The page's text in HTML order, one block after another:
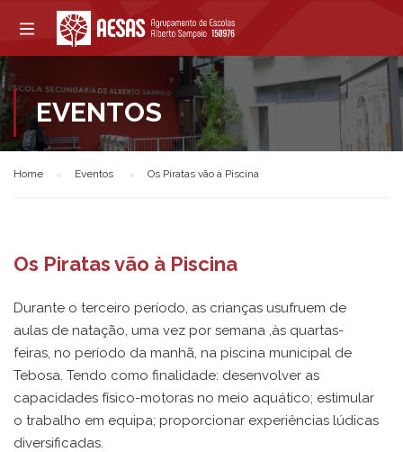
EVENTOS
Home Eventos Os Piratas vão à Piscina
Os Piratas vão à Piscina
Durante o terceiro período, as crianças usufruem de
aulas de natação, uma vez por semana ,às quartas-
feiras, no período da manhã, na piscina municipal de
Tebosa. Tendo como finalidade: desenvolver as
capacidades físico-motoras no meio aquático; estimular
o trabalho em equipa; proporcionar experiências lúdicas
diversificadas.